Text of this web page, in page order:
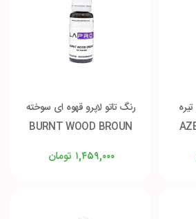
رنگ تاتو لاپرو قهوه ای سوخته
BURNT WOOD BROUN
تومان ۱,۴۵۹,۰۰۰